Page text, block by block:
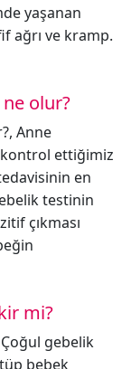
yaşanan
ağrı ve kramp.
olur?
Anne
kontrol ettiğimiz
en
testinin
çıkması
mi?
Çoğul gebelik
bebek